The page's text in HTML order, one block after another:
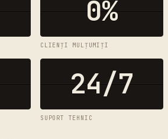
0%
CLIENȚI MULȚUMIȚI
24/7
SUPORT TEHNIC